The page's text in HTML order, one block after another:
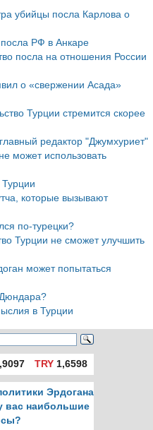
убийцы посла Карлова о
РФ в Анкаре
посла на отношения России
о «свержении Асада»
Турции стремится скорее
редактор "Джумхуриет"
может использовать
которые вызывают
по-турецки?
Турции не сможет улучшить
может попытаться
в Турции
TRY1,6598
Эрдогана
вас наибольшие